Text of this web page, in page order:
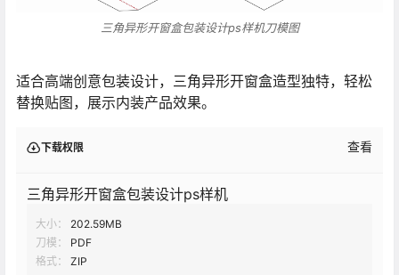
三角异形开窗盒包装设计ps样机刀模图
适合高端创意包装设计，三角异形开窗盒造型独特，轻松
替换贴图，展示内装产品效果。
下载权限 查看
三角异形开窗盒包装设计ps样机
大小：
202.59MB
刀模：
PDF
格式：
ZIP